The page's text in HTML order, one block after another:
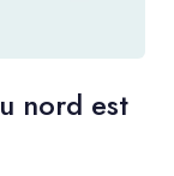
nord est